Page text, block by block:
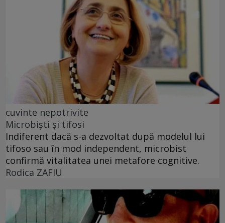
cuvinte nepotrivite
Microbiști și tifosi
Indiferent dacă s-a dezvoltat după modelul lui
tifoso sau în mod independent, microbist
confirmă vitalitatea unei metafore cognitive.
Rodica ZAFIU